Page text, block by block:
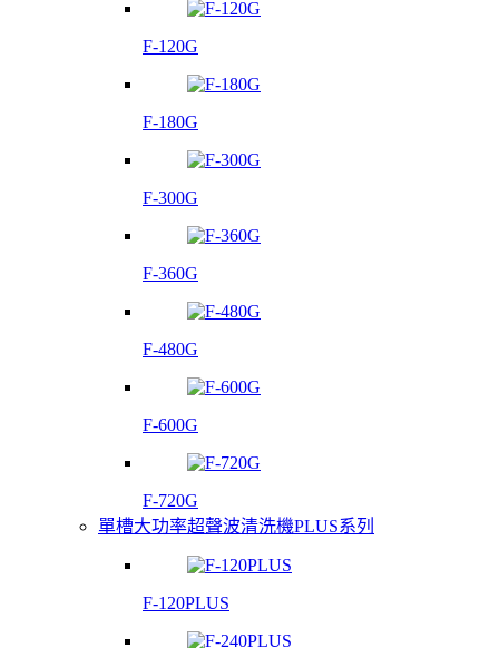
F-120G
F-180G
F-300G
F-360G
F-480G
F-600G
F-720G
單槽大功率超聲波清洗機PLUS系列
F-120PLUS